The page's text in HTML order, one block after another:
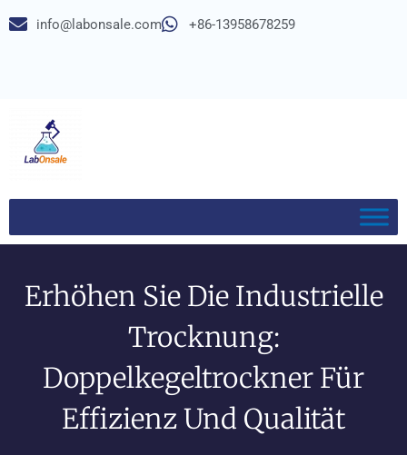
info@labonsale.com +86-13958678259
Erhöhen Sie Die Industrielle
Trocknung:
Doppelkegeltrockner Für
Effizienz Und Qualität